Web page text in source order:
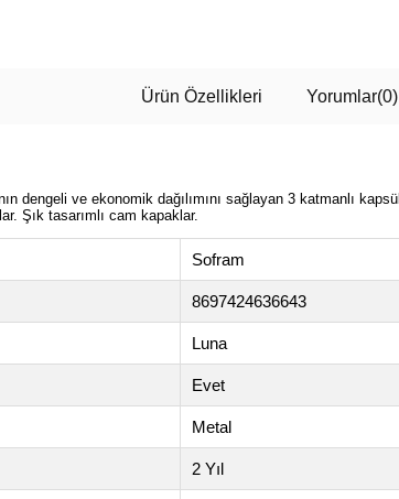
Ürün Özellikleri Yorumlar(0)
dengeli ve ekonomik dağılımını sağlayan 3 katmanlı
Şık tasarımlı cam kapaklar.
Sofram
8697424636643
Luna
Evet
Metal
2 Yıl